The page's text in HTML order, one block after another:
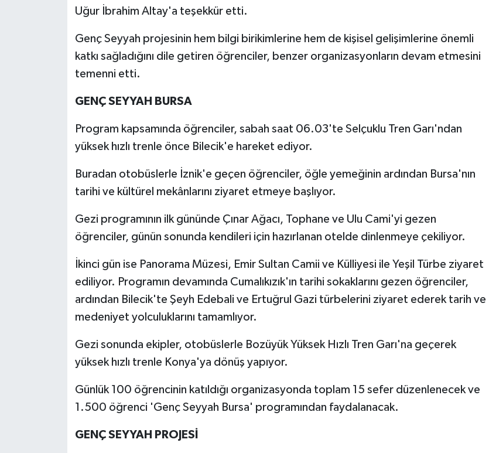
Uğur İbrahim Altay'a teşekkür etti.
Genç Seyyah projesinin hem bilgi birikimlerine hem de kişisel gelişimlerine önemli
katkı sağladığını dile getiren öğrenciler, benzer organizasyonların devam etmesini
temenni etti.
GENÇ SEYYAH BURSA
Program kapsamında öğrenciler, sabah saat 06.03'te Selçuklu Tren Garı'ndan
yüksek hızlı trenle önce Bilecik'e hareket ediyor.
Buradan otobüslerle İznik'e geçen öğrenciler, öğle yemeğinin ardından Bursa'nın
tarihi ve kültürel mekânlarını ziyaret etmeye başlıyor.
Gezi programının ilk gününde Çınar Ağacı, Tophane ve Ulu Cami'yi gezen
öğrenciler, günün sonunda kendileri için hazırlanan otelde dinlenmeye çekiliyor.
İkinci gün ise Panorama Müzesi, Emir Sultan Camii ve Külliyesi ile Yeşil Türbe ziyaret
ediliyor. Programın devamında Cumalıkızık'ın tarihi sokaklarını gezen öğrenciler,
ardından Bilecik'te Şeyh Edebali ve Ertuğrul Gazi türbelerini ziyaret ederek tarih ve
medeniyet yolculuklarını tamamlıyor.
Gezi sonunda ekipler, otobüslerle Bozüyük Yüksek Hızlı Tren Garı'na geçerek
yüksek hızlı trenle Konya'ya dönüş yapıyor.
Günlük 100 öğrencinin katıldığı organizasyonda toplam 15 sefer düzenlenecek ve
1.500 öğrenci 'Genç Seyyah Bursa' programından faydalanacak.
GENÇ SEYYAH PROJESİ